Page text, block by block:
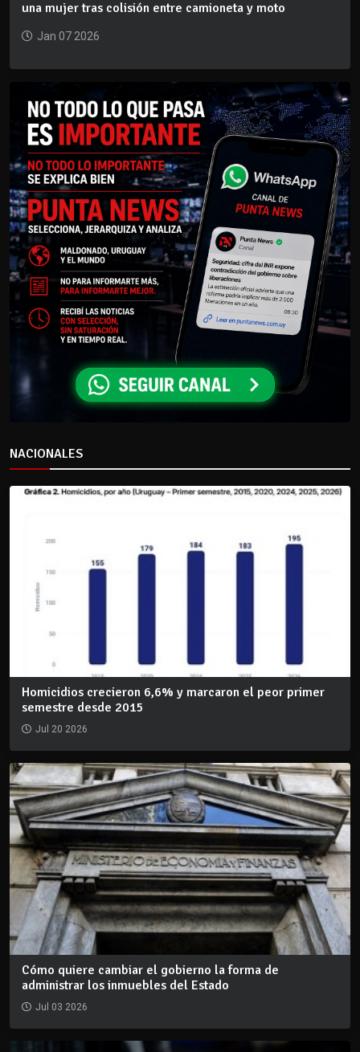
una mujer tras colisión entre camioneta y moto
Jan 07 2026
NACIONALES
Homicidios crecieron 6,6% y marcaron el peor primer
semestre desde 2015
Jul 20 2026
Cómo quiere cambiar el gobierno la forma de
administrar los inmuebles del Estado
Jul 03 2026